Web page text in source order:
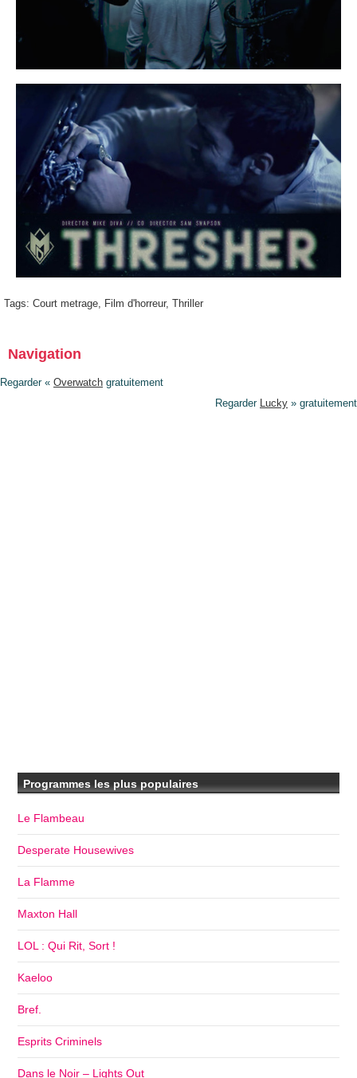
Tags: Court metrage Film d'horreur, Thriller
Navigation
Regarder « Overwatch gratuitement
Regarder
Lucky » gratuitement
Programmes les plus populaires
Le Flambeau
Desperate Housewives
La Flamme
Maxton Hall
LOL : Qui Rit, Sort !
Kaeloo
Bref.
Esprits Criminels
Dans le Noir – Lights Out